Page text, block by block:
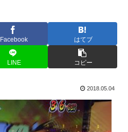
Facebook はてブ
LINE コピー
2018.05.04